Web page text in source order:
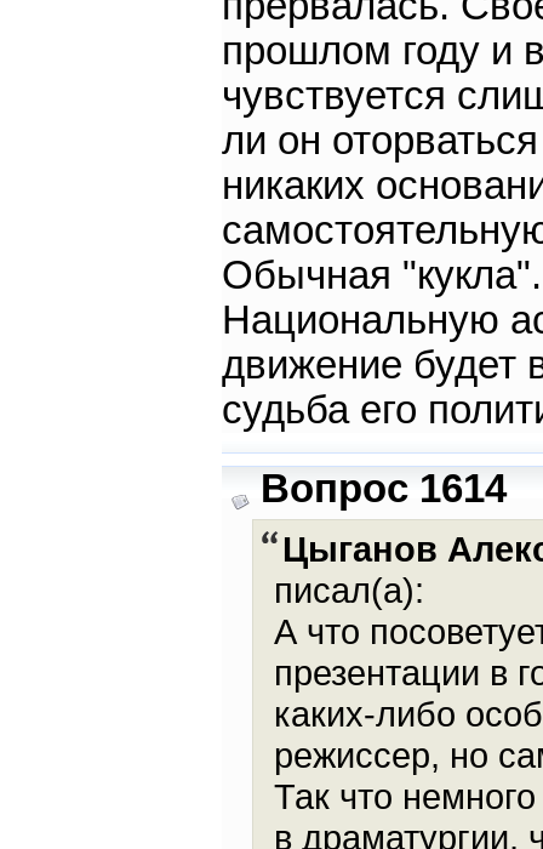
прошлом году и
чувствуется
ли он
никаких
Обычная
Национальную
движение будет
судьба его
Вопрос 1614
Цыганов
писал(а):
А что
презентации в
каких-либо
режиссер, но
Так что
в